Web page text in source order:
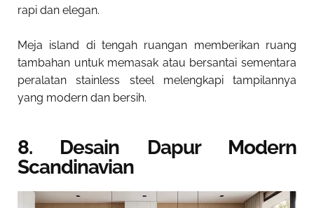
rapi dan elegan.
Meja island di tengah ruangan memberikan ruang
tambahan untuk memasak atau bersantai sementara
peralatan stainless steel melengkapi tampilannya
yang modern dan bersih.
8. Desain Dapur Modern
Scandinavian